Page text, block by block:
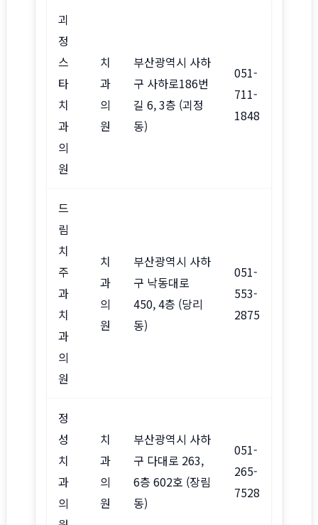
괴
정
스
타
치
과
의
원
치
과
의
원
부산광역시 사하
구 사하로186번
길 6, 3층 (괴정
동)
051-
711-
1848
드
림
치
주
과
치
과
의
원
치
과
의
원
부산광역시 사하
구 낙동대로
450, 4층 (당리
동)
051-
553-
2875
정
성
치
과
의
치
과
의
원
부산광역시 사하
구 다대로 263,
6층 602호 (장림
동)
051-
265-
7528